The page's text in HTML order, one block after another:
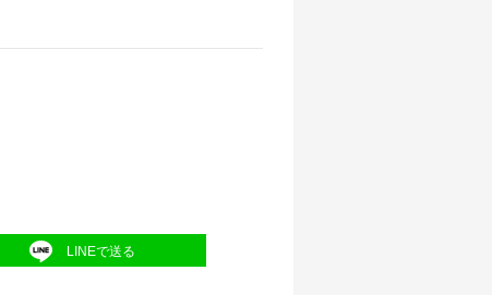
LINEで送る